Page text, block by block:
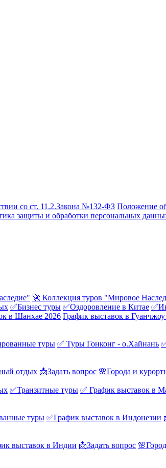
со ст. 11.2.Закона №132-ФЗ Положение
защиты и обработки персональных
🚀 Коллекция туров "Мировое
✅Бизнес туры ✅Оздоровление в Китае
в Шанхае 2026 График выставок в
туры ✅ Туры Гонконг - о.Хайнань
отдых 📩Задать вопрос 🌸Города и
✅Транзитные туры ✅ График выставок в
туры ✅График выставок в Индонезии
выставок в Индии 📩Задать вопрос